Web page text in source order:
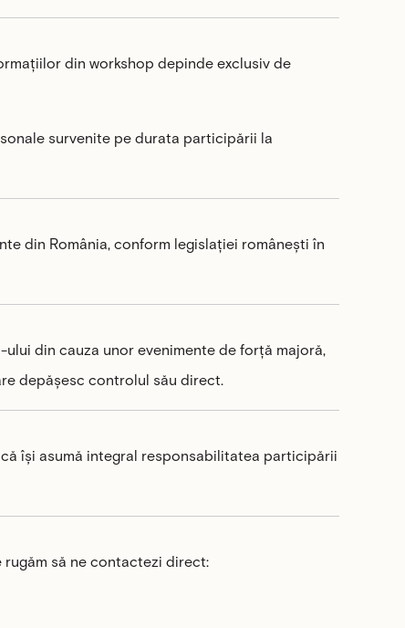
din workshop depinde exclusiv de
survenite pe durata participării la
din România, conform legislației românești în
din cauza unor evenimente de forță majoră,
depășesc controlul său direct.
își asumă integral responsabilitatea participării
să ne contactezi direct: